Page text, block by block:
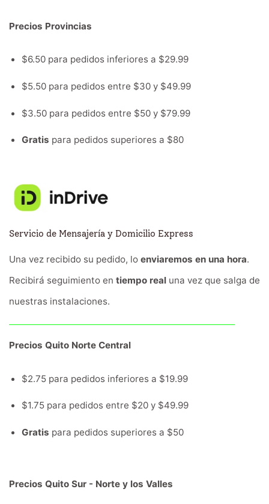
Precios Provincias
$6.50 para pedidos inferiores a $29.99
$5.50 para pedidos entre $30 y $49.99
$3.50 para pedidos entre $50 y $79.99
Gratis para pedidos superiores a $80
Servicio de Mensajería y Domicilio Express
Una vez recibido su pedido, lo enviaremos en una hora.
Recibirá seguimiento en tiempo real una vez que salga de
nuestras instalaciones.
Precios Quito Norte Central
$2.75 para pedidos inferiores a $19.99
$1.75 para pedidos entre $20 y $49.99
Gratis para pedidos superiores a $50
Precios Quito Sur - Norte y los Valles